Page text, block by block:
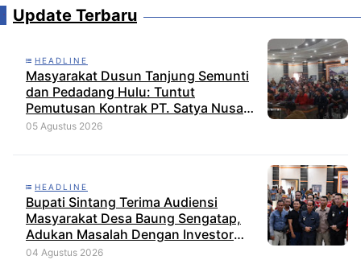
Update Terbaru
HEADLINE
Masyarakat Dusun Tanjung Semunti
dan Pedadang Hulu: Tuntut
Pemutusan Kontrak PT. Satya Nusa
Indah Perkasa
05 Agustus 2026
HEADLINE
Bupati Sintang Terima Audiensi
Masyarakat Desa Baung Sengatap,
Adukan Masalah Dengan Investor
Perkebunan
04 Agustus 2026